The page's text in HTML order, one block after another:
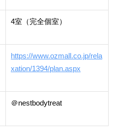
4室（完全個室）
https://www.ozmall.co.jp/rela
xation/1394/plan.aspx
＠nestbodytreat